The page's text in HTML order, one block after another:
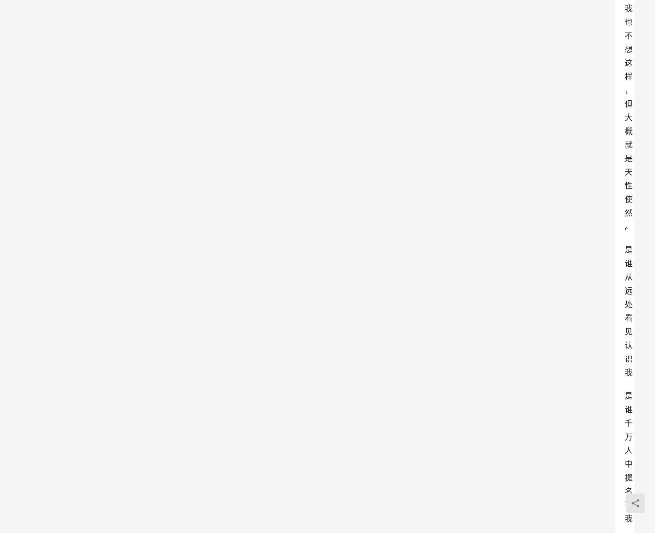
我
也
不
想
这
样
，
但
大
概
就
是
天
性
使
然
。
是
谁
从
远
处
看
见
认
识
我
是
谁
千
万
人
中
提
名
召
我